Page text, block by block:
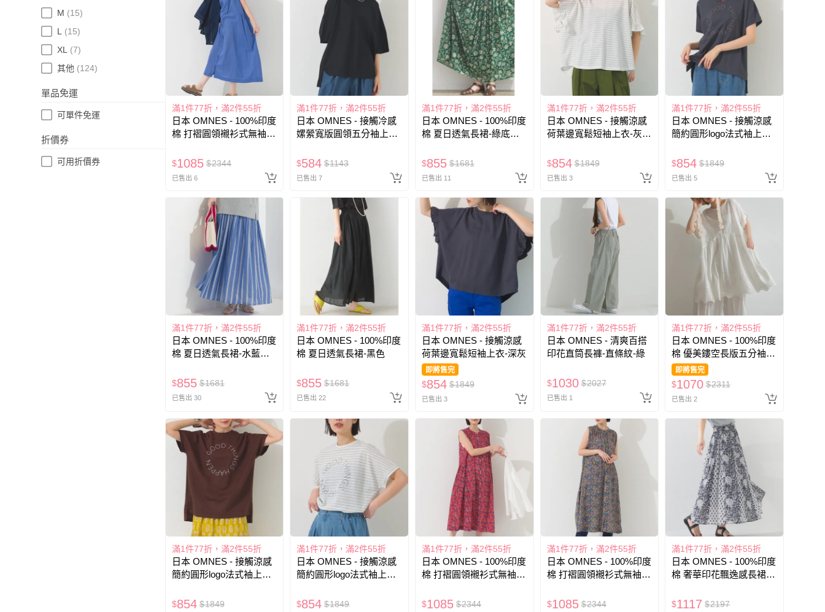
M (15)
L (15)
XL (7)
其他 (124)
單品免運
可單件免運
折價券
可用折價券
滿1件77折，滿2件55折
日本 OMNES - 100%印度
棉 打褶圓領襯衫式無袖洋
$1085 $2344
已售出 6
滿1件77折，滿2件55折
日本 OMNES - 接觸冷感
嫘縈寬版圓領五分袖上衣-
$584 $1143
已售出 7
滿1件77折，滿2件55折
日本 OMNES - 100%印度
棉 夏日透氣長裙-綠底米
$855 $1681
已售出 11
滿1件77折，滿2件55折
日本 OMNES - 接觸涼感
荷葉邊寬鬆短袖上衣-灰白
$854 $1849
已售出 3
滿1件77折，滿2件55折
日本 OMNES - 接觸涼感
簡約圓形logo法式袖上衣-
$854 $1849
已售出 5
滿1件77折，滿2件55折
日本 OMNES - 100%印度
棉 夏日透氣長裙-水藍條
$855 $1681
已售出 30
滿1件77折，滿2件55折
日本 OMNES - 100%印度
棉 夏日透氣長裙-黑色
$855 $1681
已售出 22
滿1件77折，滿2件55折
日本 OMNES - 接觸涼感
荷葉邊寬鬆短袖上衣-深灰
即將售完
$854 $1849
已售出 3
滿1件77折，滿2件55折
日本 OMNES - 清爽百搭
印花直筒長褲-直條紋-綠
$1030 $2027
已售出 1
滿1件77折，滿2件55折
日本 OMNES - 100%印度
棉 優美鏤空長版五分袖上
衣-(建議內搭)-白
即將售完
$1070 $2311
已售出 2
滿1件77折，滿2件55折
日本 OMNES - 接觸涼感
簡約圓形logo法式袖上衣-
$854 $1849
滿1件77折，滿2件55折
日本 OMNES - 接觸涼感
簡約圓形logo法式袖上衣-
$854 $1849
滿1件77折，滿2件55折
日本 OMNES - 100%印度
棉 打褶圓領襯衫式無袖洋
$1085 $2344
滿1件77折，滿2件55折
日本 OMNES - 100%印度
棉 打褶圓領襯衫式無袖洋
$1085 $2344
滿1件77折，滿2件55折
日本 OMNES - 100%印度
棉 奢華印花飄逸感長裙-
$1117 $2197